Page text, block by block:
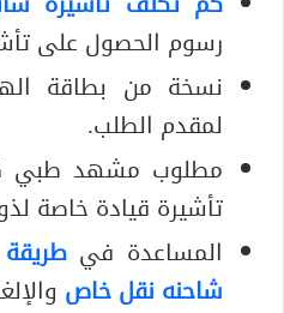
رسوم الحصول على
نسخة من بطاقة
لمقدم الطلب.
مطلوب مشهد طبي
تأشيرة قيادة خاصة
المساعدة في
شاحنه نقل خاص